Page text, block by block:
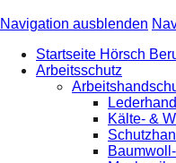
Navigation ausblenden
Startseite Hörsch
Arbeitsschutz
Kälte- &